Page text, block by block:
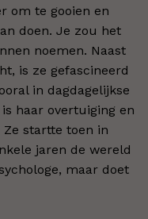
om te gooien en
doen. Je zou het
noemen. Naast
is ze gefascineerd
in dagdagelijkse
is haar overtuiging en
Ze startte toen in
jaren de wereld
maar doet